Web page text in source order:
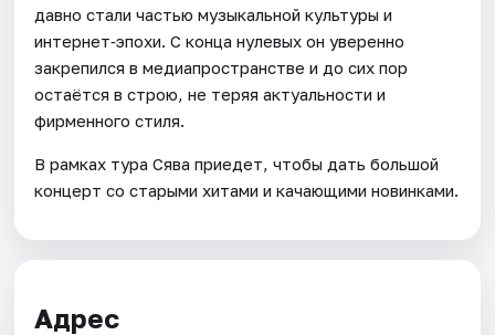
давно стали частью музыкальной культуры и
интернет‑эпохи. С конца нулевых он уверенно
закрепился в медиапространстве и до сих пор
остаётся в строю, не теряя актуальности и
фирменного стиля.
В рамках тура Сява приедет, чтобы дать большой
концерт со старыми хитами и качающими новинками.
Адрес